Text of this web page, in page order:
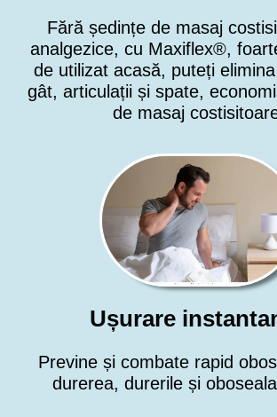
Fără ședințe de masaj
analgezice, cu Maxiflex®,
de utilizat acasă, puteți
gât, articulații și spate,
de masaj
Ușurare
Previne și combate rapid
durerea, durerile și